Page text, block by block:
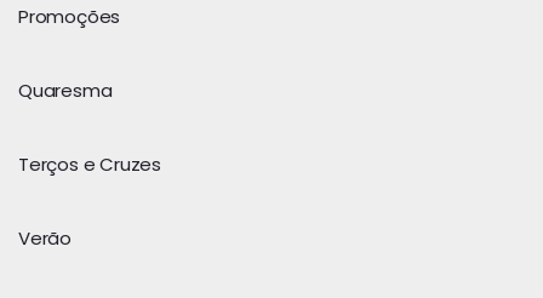
Promoções
Quaresma
Terços e Cruzes
Verão